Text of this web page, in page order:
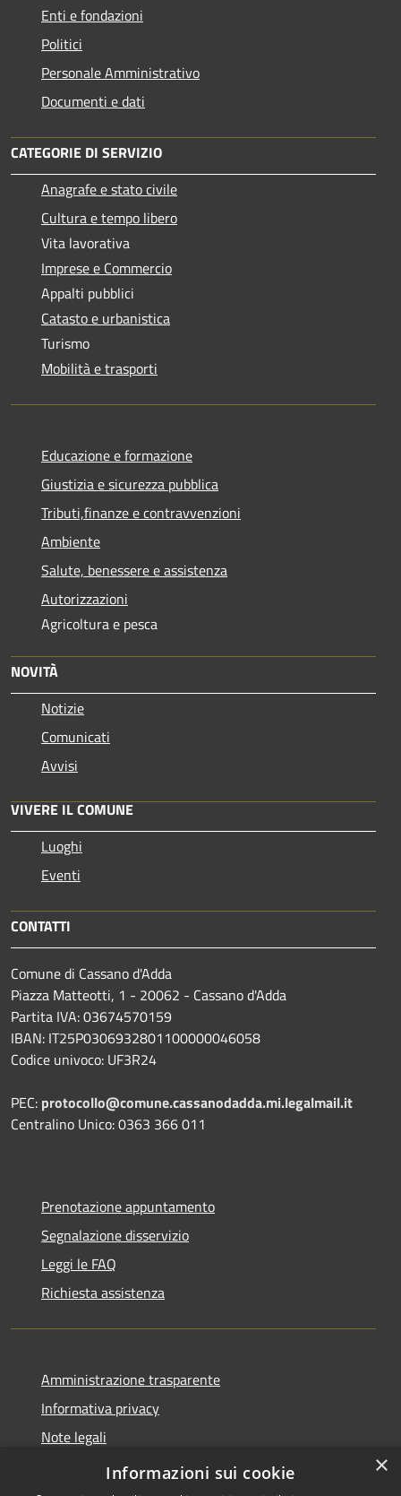
Enti e fondazioni
Politici
Personale Amministrativo
Documenti e dati
CATEGORIE DI SERVIZIO
Anagrafe e stato civile
Cultura e tempo libero
Vita lavorativa
Imprese e Commercio
Appalti pubblici
Catasto e urbanistica
Turismo
Mobilità e trasporti
Educazione e formazione
Giustizia e sicurezza pubblica
Tributi,finanze e contravvenzioni
Ambiente
Salute, benessere e assistenza
Autorizzazioni
Agricoltura e pesca
NOVITÀ
Notizie
Comunicati
Avvisi
VIVERE IL COMUNE
Luoghi
Eventi
CONTATTI
Comune di Cassano d'Adda
Piazza Matteotti, 1 - 20062 - Cassano d'Adda
Partita IVA: 03674570159
IBAN: IT25P0306932801100000046058
Codice univoco: UF3R24
PEC: protocollo@comune.cassanodadda.mi.legalmail.it
Centralino Unico: 0363 366 011
Prenotazione appuntamento
Segnalazione disservizio
Leggi le FAQ
Richiesta assistenza
Amministrazione trasparente
Informativa privacy
Note legali
Dichiarazione di accessibilità
×
Informazioni sui cookie